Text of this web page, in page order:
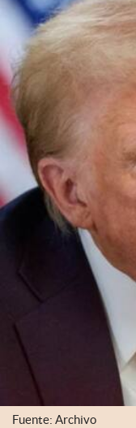
Fuente: Archivo